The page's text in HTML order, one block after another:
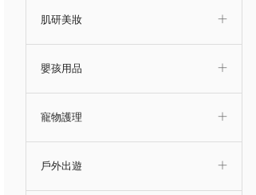
肌研美妝
嬰孩用品
寵物護理
戶外出遊